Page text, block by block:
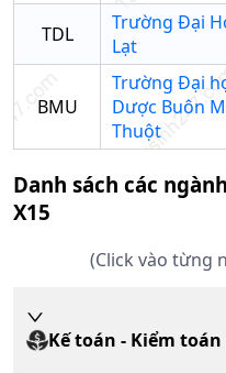
TDL
Trường Đại
Lạt
BMU
Trường Đại
Dược Buôn
Thuột
Danh sách các
X15
(Click vào từng
Kế toán - Kiểm toán